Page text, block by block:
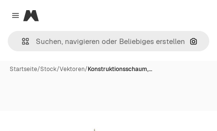
Close menu
Magnific
Nach
Startseite/Stock/Vektoren/Konstruktionsschaum,…